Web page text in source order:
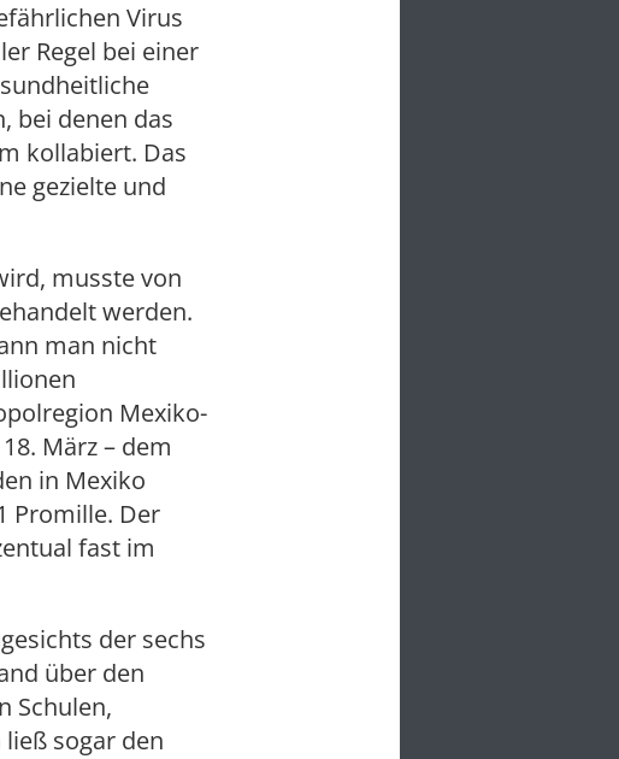
Virus
Regel bei einer
bei denen das
kollabiert. Das
gezielte und
musste von
werden.
man nicht
Mexiko-
März – dem
in Mexiko
Promille. Der
fast im
der sechs
über den
Schulen,
sogar den